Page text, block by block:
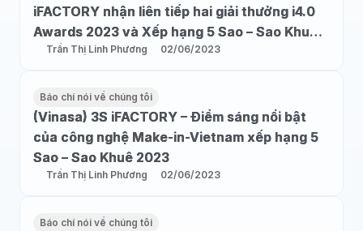
iFACTORY nhận liên tiếp hai giải thưởng i4.0
Awards 2023 và Xếp hạng 5 Sao – Sao Khuê
2023
Trần Thị Linh Phương 02/06/2023
Báo chí nói về chúng tôi
(Vinasa) 3S iFACTORY – Điểm sáng nổi bật
của công nghệ Make-in-Vietnam xếp hạng 5
Sao – Sao Khuê 2023
Trần Thị Linh Phương 02/06/2023
Báo chí nói về chúng tôi